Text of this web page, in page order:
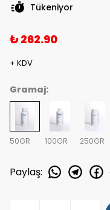
Tükeniyor
₺ 262.90
+ KDV
Gramaj:
50GR 100GR 250GR
Paylaş: